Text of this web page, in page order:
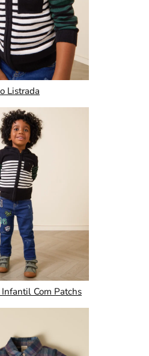
Listrada
Infantil Com Patchs